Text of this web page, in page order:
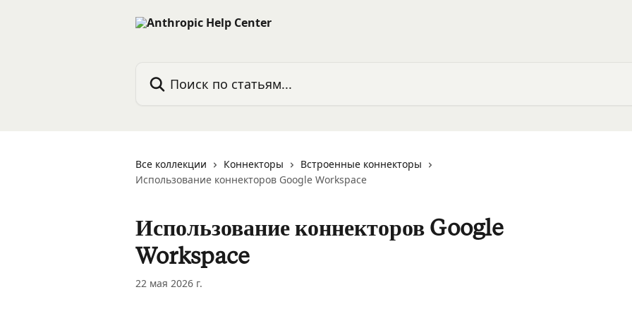
Все коллекции Коннекторы
Встроенные коннекторы
Использование коннекторов Google Workspace
Использование коннекторов Google
Workspace
22 мая 2026 г.